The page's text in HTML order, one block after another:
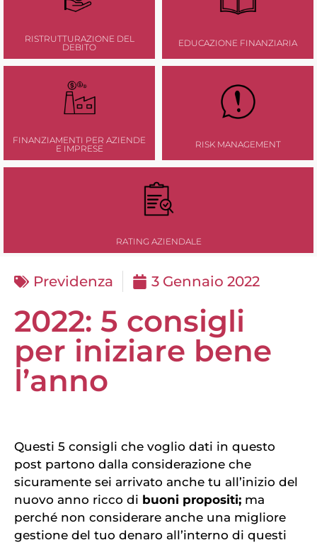
RISTRUTTURAZIONE DEL
DEBITO
EDUCAZIONE FINANZIARIA
FINANZIAMENTI PER AZIENDE
E IMPRESE
RISK MANAGEMENT
RATING AZIENDALE
Previdenza 3 Gennaio 2022
2022: 5 consigli
per iniziare bene
l’anno
Questi 5 consigli che voglio dati in questo
post partono dalla considerazione che
sicuramente sei arrivato anche tu all’inizio del
nuovo anno ricco di buoni propositi; ma
perché non considerare anche una migliore
gestione del tuo denaro all’interno di questi